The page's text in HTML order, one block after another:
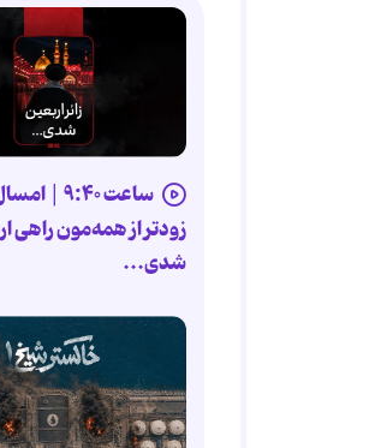
ساعت ۹:۴۰
زودتر از همه‌مون راهی
شدی...